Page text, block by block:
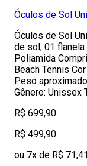
Óculos de Sol
Óculos de Sol
de sol, 01
Poliamida
Beach Tennis
Peso
Gênero: Unissex
R$ 699,90
R$ 499,90
ou 7x de R$ 71,41